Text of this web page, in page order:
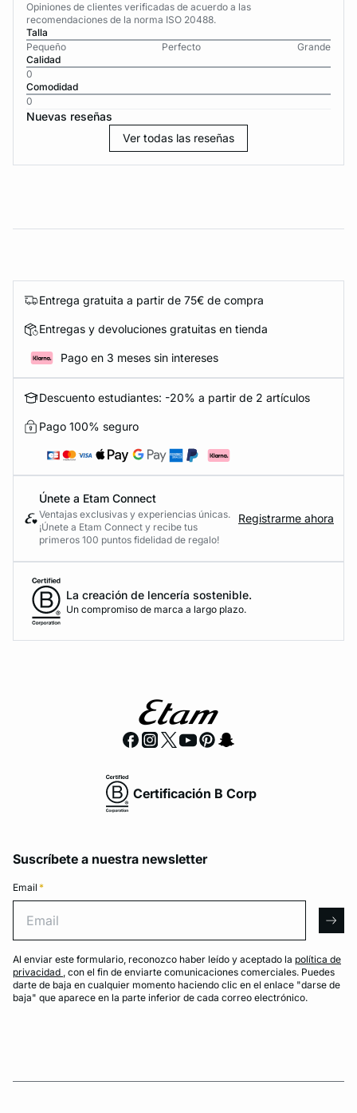
Opiniones de clientes verificadas de acuerdo a las
recomendaciones de la norma ISO 20488.
Talla
Pequeño
Perfecto
Grande
Calidad
0
Comodidad
0
Nuevas reseñas
Ver todas las reseñas
Entrega gratuita a partir de 75€ de compra
Entregas y devoluciones gratuitas en tienda
Pago en 3 meses sin intereses
Descuento estudiantes: -20% a partir de 2 artículos
Pago 100% seguro
Únete a Etam Connect
Ventajas exclusivas y experiencias únicas.
¡Únete a Etam Connect y recibe tus
primeros 100 puntos fidelidad de regalo!
Registrarme ahora
La creación de lencería sostenible.
Un compromiso de marca a largo plazo.
Certificación B Corp
Suscríbete a nuestra newsletter
Email *
Al enviar este formulario, reconozco haber leído y aceptado la política de
privacidad , con el fin de enviarte comunicaciones comerciales. Puedes
darte de baja en cualquier momento haciendo clic en el enlace "darse de
baja" que aparece en la parte inferior de cada correo electrónico.